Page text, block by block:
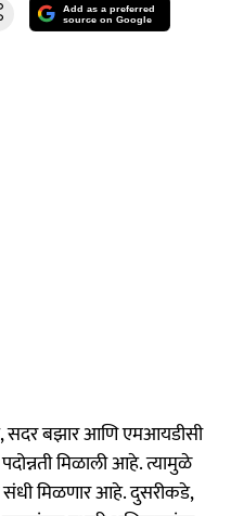
Add as a preferred
source on Google
सदर बझार आणि एमआयडीसी
पदोन्नती मिळाली आहे. त्यामुळे
संधी मिळणार आहे. दुसरीकडे,